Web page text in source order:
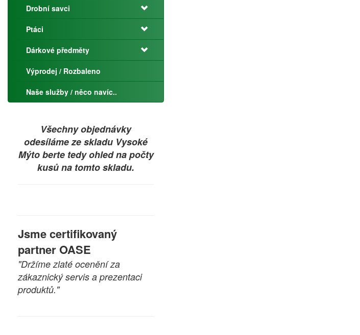
Drobní savci
Ptáci
Dárkové předměty
Výprodej / Rozbaleno
Naše služby / něco navíc..
Všechny objednávky
odesíláme ze skladu Vysoké
Mýto berte tedy ohled na počty
kusů na tomto skladu.
Jsme certifikovaný
partner OASE
"Držíme zlaté ocenění za
zákaznický servis a prezentaci
produktů."